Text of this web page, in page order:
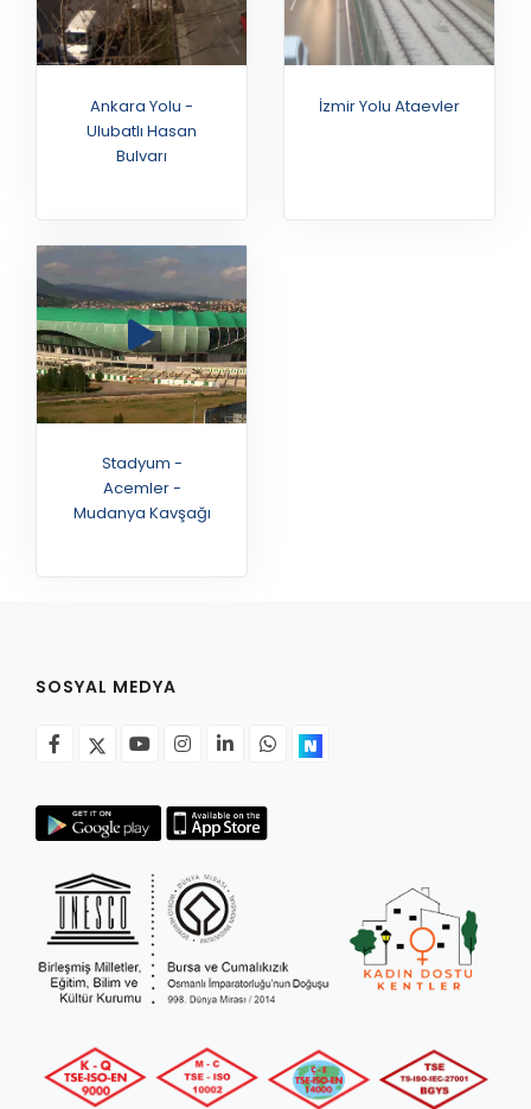
Ankara Yolu -
Ulubatlı Hasan
Bulvarı
İzmir Yolu Ataevler
Stadyum -
Acemler -
Mudanya Kavşağı
SOSYAL MEDYA